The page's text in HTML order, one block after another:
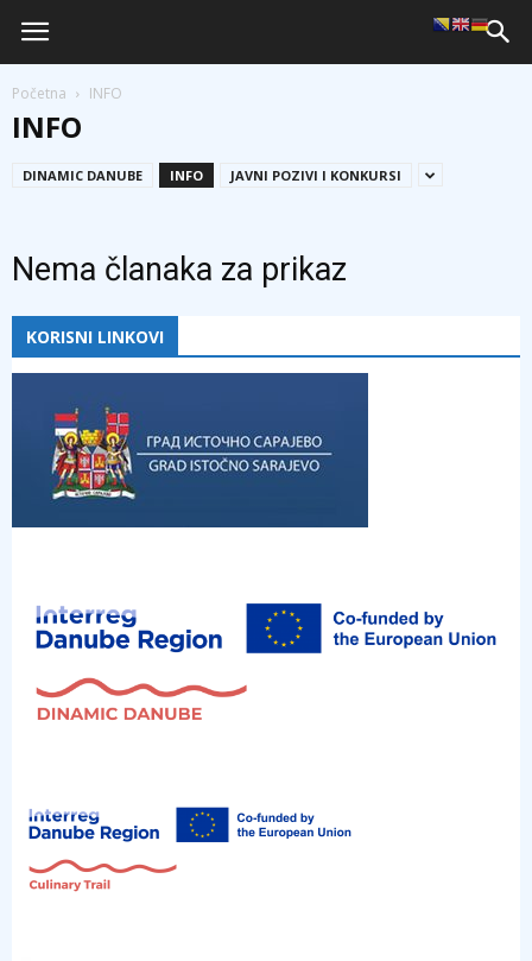
Početna INFO
INFO
DINAMIC DANUBE INFO JAVNI POZIVI I KONKURSI
Nema članaka za prikaz
KORISNI LINKOVI